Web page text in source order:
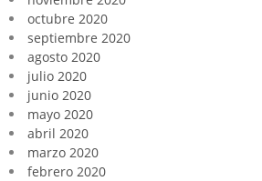
octubre 2020
septiembre 2020
agosto 2020
julio 2020
junio 2020
mayo 2020
abril 2020
marzo 2020
febrero 2020